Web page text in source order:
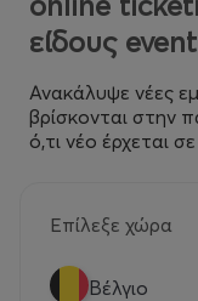
είδους
Ανακάλυψε νέες
βρίσκονται στην
ό,τι νέο έρχεται
Επίλεξε χώρα
Βέλγιο